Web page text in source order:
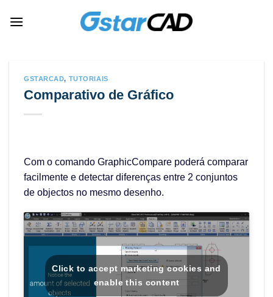
GSTARCAD, TUTORIAIS
Comparativo de Gráfico
Com o comando GraphicCompare poderá comparar
facilmente e detectar diferenças entre 2 conjuntos
de objectos no mesmo desenho.
Click to accept marketing cookies and
enable this content